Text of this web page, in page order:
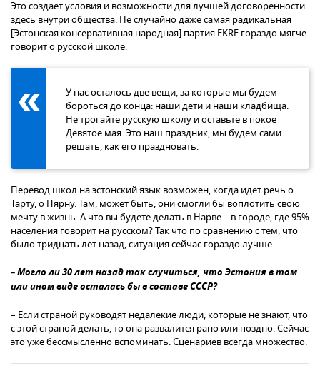
Это создает условия и возможности для лучшей договоренности
здесь внутри общества. Не случайно даже самая радикальная
[Эстонская консервативная народная] партия EKRE гораздо мягче
говорит о русской школе.
У нас осталось две вещи, за которые мы будем
бороться до конца: наши дети и наши кладбища.
Не трогайте русскую школу и оставьте в покое
Девятое мая. Это наш праздник, мы будем сами
решать, как его праздновать.
Перевод школ на эстонский язык возможен, когда идет речь о
Тарту, о Пярну. Там, может быть, они смогли бы воплотить свою
мечту в жизнь. А что вы будете делать в Нарве – в городе, где 95%
населения говорит на русском? Так что по сравнению с тем, что
было тридцать лет назад, ситуация сейчас гораздо лучше.
– Могло ли 30 лет назад так случиться, что Эстония в том
или ином виде осталась бы в составе СССР?
– Если страной руководят недалекие люди, которые не знают, что
с этой страной делать, то она развалится рано или поздно. Сейчас
это уже бессмысленно вспоминать. Сценариев всегда множество.